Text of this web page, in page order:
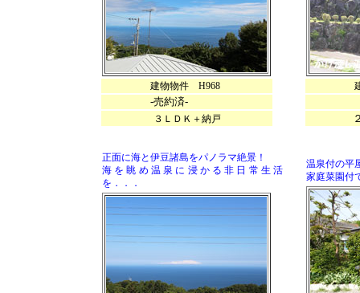
建物物件 H968
-売約済-
３ＬＤＫ＋納戸
建物
２
正面に海と伊豆諸島をパノラマ絶景！
海を眺め温泉に浸かる非日常生活
を．．．
温泉付の平
家庭菜園付